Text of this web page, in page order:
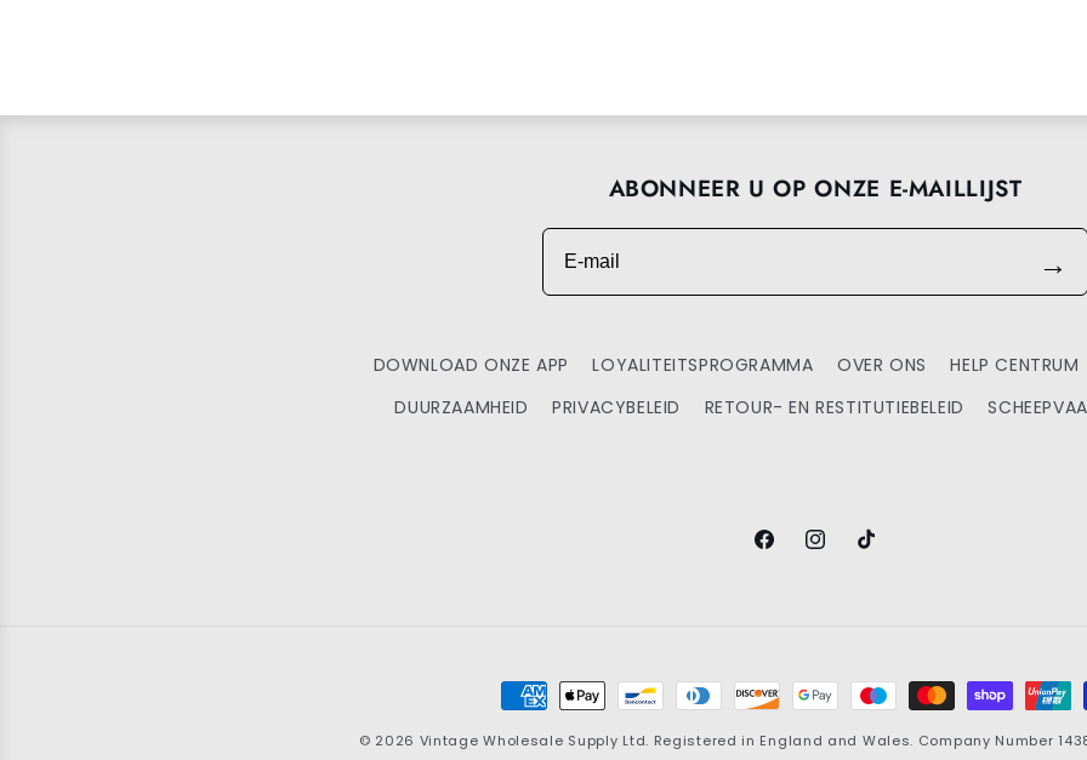
ABONNEER U OP ONZE E-MAILLIJST
E-mail
→
DOWNLOAD ONZE APP LOYALITEITSPROGRAMMA OVER ONS HELP CENTRUM
DUURZAAMHEID
PRIVACYBELEID RETOUR- EN RESTITUTIEBELEID
FacebookInstagramTikTok
Betaalmethoden
© 2026 Vintage Wholesale Supply Ltd. Registered in England and Wales. Company Number